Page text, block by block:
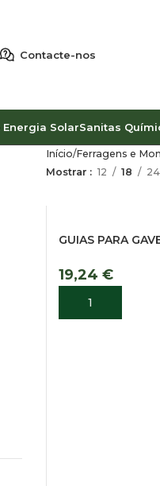
Contacte-nos
SolarSanitas
Início Ferragens e
Mostrar
12 18 24
GUIAS PARA
19,24 €
ADICIONAR